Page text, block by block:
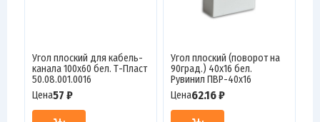
Угол плоский для кабель-
канала 100х60 бел. Т-Пласт
50.08.001.0016
Цена57 ₽
Угол плоский (поворот на
90град.) 40х16 бел.
Рувинил ПВР-40х16
Цена62.16 ₽